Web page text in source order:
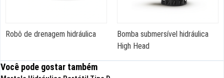
Robô de drenagem hidráulica
Bomba submersível hidráulica
High Head
Você pode gostar também